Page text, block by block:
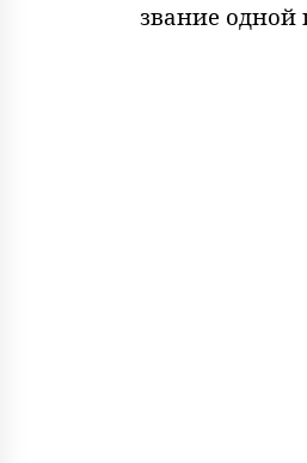
звание одной